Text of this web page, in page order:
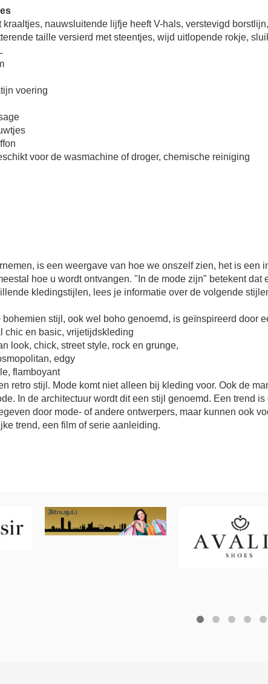
nauwsluitende lijfje heeft V-hals, verstevigd
taille versierd met steentjes, wijd uitlopende rokje,
voering
voor de wasmachine of droger, chemische reiniging
is een weergave van hoe we onszelf zien, het is
hoe u wordt ontvangen. "In de mode zijn" betekent
kledingstijlen, lees je informatie over de volgende
bohemien stijl, ook wel boho genoemd, is geïnspireerd door
chic en basic, vrijetijdskleding
look, chick, street style, rock en grunge,
edgy
flamboyant
retro stijl. Mode komt niet alleen bij kleding voor. Ook de
In de architectuur wordt dit een stijl genoemd. Een trend
door mode- of andere ontwerpers, maar kunnen ook
trend, een film of serie aanleiding.